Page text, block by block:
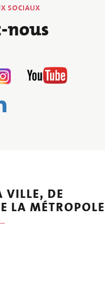
SOCIAUX
nous
VILLE, DE
LA MÉTROPOLE